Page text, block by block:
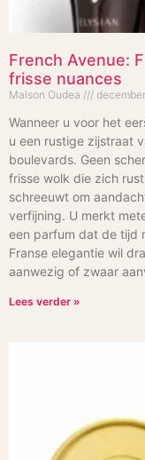
French Avenue:
frisse nuances
Maison Oudea
Wanneer u voor het
u een rustige zijstraat
boulevards. Geen
frisse wolk die zich
schreeuwt om
verfijning. U merkt
een parfum dat de tijd
Franse elegantie wil
aanwezig of zwaar
Lees verder »